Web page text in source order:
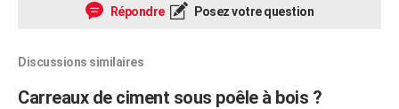
Répondre Posez votre question
Discussions similaires
Carreaux de ciment sous poêle à bois ?